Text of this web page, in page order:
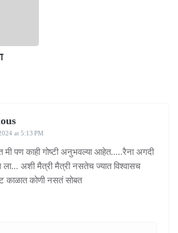
at 5:13 PM
पण काही गोष्टी अनुभवल्या आहेत.....रैना अगदी
अशी मैत्री मैत्री नसतेच ज्यात विश्वासच
काळात कोणी नसतं सोबत